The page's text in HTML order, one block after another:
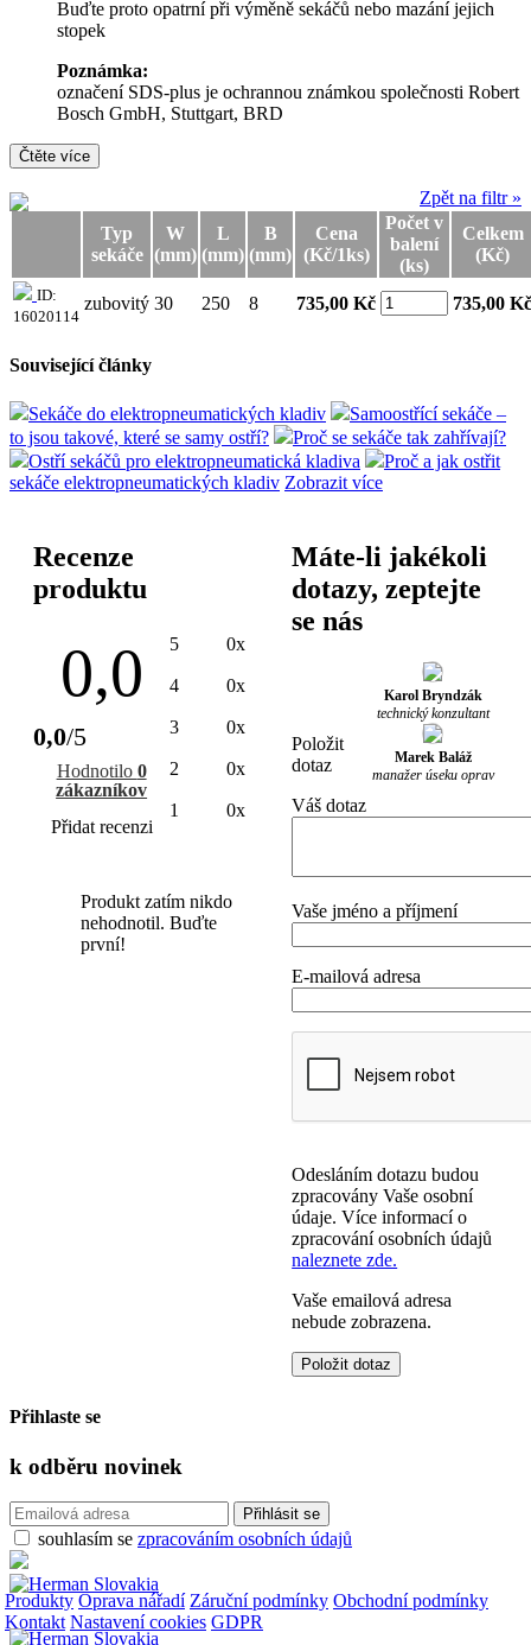
Buďte proto opatrní při výměně sekáčů nebo mazání jejich
stopek
Poznámka:
označení SDS-plus je ochrannou známkou společnosti Robert
Bosch GmbH, Stuttgart, BRD
Čtěte více
Zpět na filtr »
Typ
sekáče
W
(mm)
L
(mm)
B
(mm)
Cena
(Kč/1ks)
Počet v
balení
(ks)
Celkem
(Kč)
ID:
16020114
zubovitý 30 250 8 735,00 Kč 735,00 Kč
Související články
Sekáče do elektropneumatických kladiv
Samoostřící sekáče –
to jsou takové, které se samy ostří?
Proč se sekáče tak zahřívají?
Ostří sekáčů pro elektropneumatická kladiva
Proč a jak ostřit
sekáče elektropneumatických kladiv Zobrazit více
Recenze
produktu
0,0
0,0/5
Hodnotilo 0
zákazníkov
Přidat recenzi
5 0x
4 0x
3 0x
2 0x
1 0x
Produkt zatím nikdo
nehodnotil. Buďte
první!
Máte-li jakékoli
dotazy, zeptejte
se nás
Karol Bryndzák
technický konzultant
Marek Baláž
manažer úseku oprav
Položit
dotaz
Váš dotaz
Vaše jméno a příjmení
E-mailová adresa
Odesláním dotazu budou
zpracovány Vaše osobní
údaje. Více informací o
zpracování osobních údajů
naleznete zde.
Vaše emailová adresa
nebude zobrazena.
Přihlaste se
k odběru novinek
souhlasím se zpracováním osobních údajů
Produkty Oprava nářadí Záruční podmínky Obchodní podmínky
Kontakt Nastavení cookies GDPR